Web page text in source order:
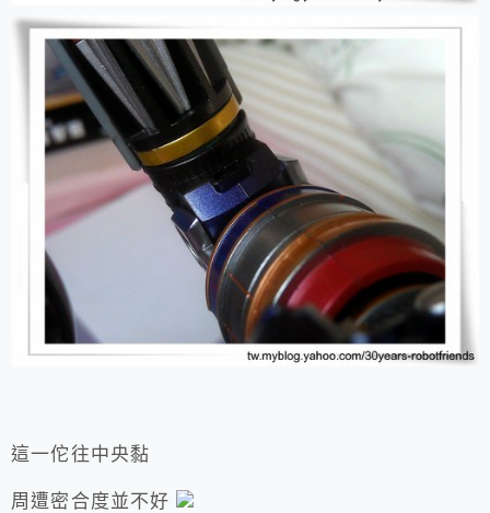
這一佗往中央黏
周遭密合度並不好